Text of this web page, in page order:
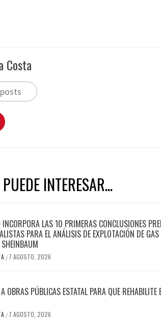
Costa
INTERESAR...
INCORPORA LAS 10 PRIMERAS CONCLUSIONES
PARA EL ANÁLISIS DE EXPLOTACIÓN DE
/ 7 AGOSTO, 2026
OBRAS PÚBLICAS ESTATAL PARA QUE REHABILITE
/ 7 AGOSTO, 2026